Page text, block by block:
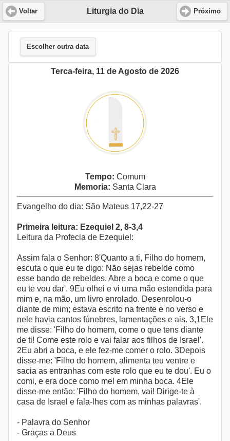
Liturgia do Dia
Voltar Próximo
Escolher outra data
Terca-feira, 11 de Agosto de 2026
Tempo: Comum
Memoria: Santa Clara
Evangelho do dia: São Mateus 17,22-27
Primeira leitura: Ezequiel 2, 8-3,4
Leitura da Profecia de Ezequiel:
Assim fala o Senhor: 8'Quanto a ti, Filho do homem,
escuta o que eu te digo: Não sejas rebelde como
esse bando de rebeldes. Abre a boca e come o que
eu te vou dar'. 9Eu olhei e vi uma mão estendida para
mim e, na mão, um livro enrolado. Desenrolou-o
diante de mim; estava escrito na frente e no verso e
nele havia cantos fúnebres, lamentações e ais. 3,1Ele
me disse: 'Filho do homem, come o que tens diante
de ti! Come este rolo e vai falar aos filhos de Israel'.
2Eu abri a boca, e ele fez-me comer o rolo. 3Depois
disse-me: 'Filho do homem, alimenta teu ventre e
sacia as entranhas com este rolo que eu te dou'. Eu o
comi, e era doce como mel em minha boca. 4Ele
disse-me então: 'Filho do homem, vai! Dirige-te à
casa de Israel e fala-lhes com as minhas palavras'.
- Palavra do Senhor
- Graças a Deus